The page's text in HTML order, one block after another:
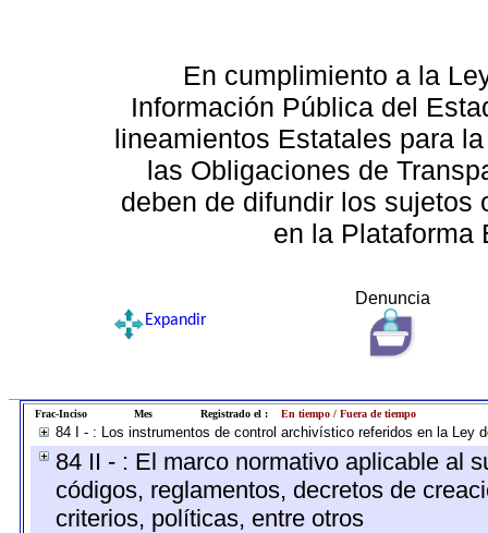
En cumplimiento a la
Información Pública del
lineamientos Estatales para
las Obligaciones de
deben de difundir los sujetos
en la Plataforma
Denuncia
Expandir
Frac-Inciso Mes Registrado el : En tiempo / Fuera de tiempo
84 I - : Los instrumentos de control archivístico referidos en la Ley
84 II - : El marco normativo aplicable al
códigos, reglamentos, decretos de
criterios, políticas, entre otros